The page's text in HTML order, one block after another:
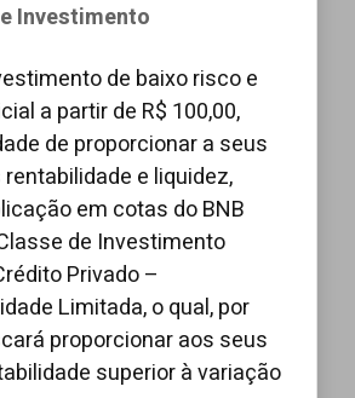
Investimento
de baixo risco e
a partir de R$ 100,00,
de proporcionar a seus
e liquidez,
em cotas do BNB
de Investimento
Privado –
Limitada, o qual, por
proporcionar aos seus
superior à variação